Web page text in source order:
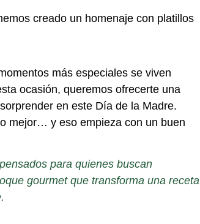
creado un homenaje con platillos
más especiales se viven
ocasión, queremos ofrecerte una
en este Día de la Madre.
mejor… y eso empieza con un buen
para quienes buscan
gourmet que transforma una receta